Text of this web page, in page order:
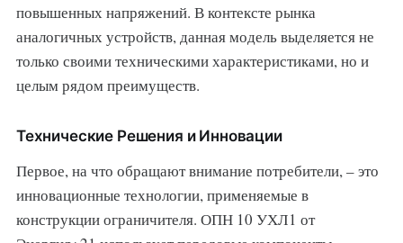
повышенных напряжений. В контексте рынка
аналогичных устройств, данная модель выделяется не
только своими техническими характеристиками, но и
целым рядом преимуществ.
Технические Решения и Инновации
Первое, на что обращают внимание потребители, – это
инновационные технологии, применяемые в
конструкции ограничителя. ОПН 10 УХЛ1 от